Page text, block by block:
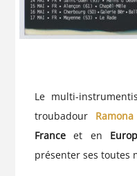
Le multi-
troubadour
Franceet en
présenter ses toutes